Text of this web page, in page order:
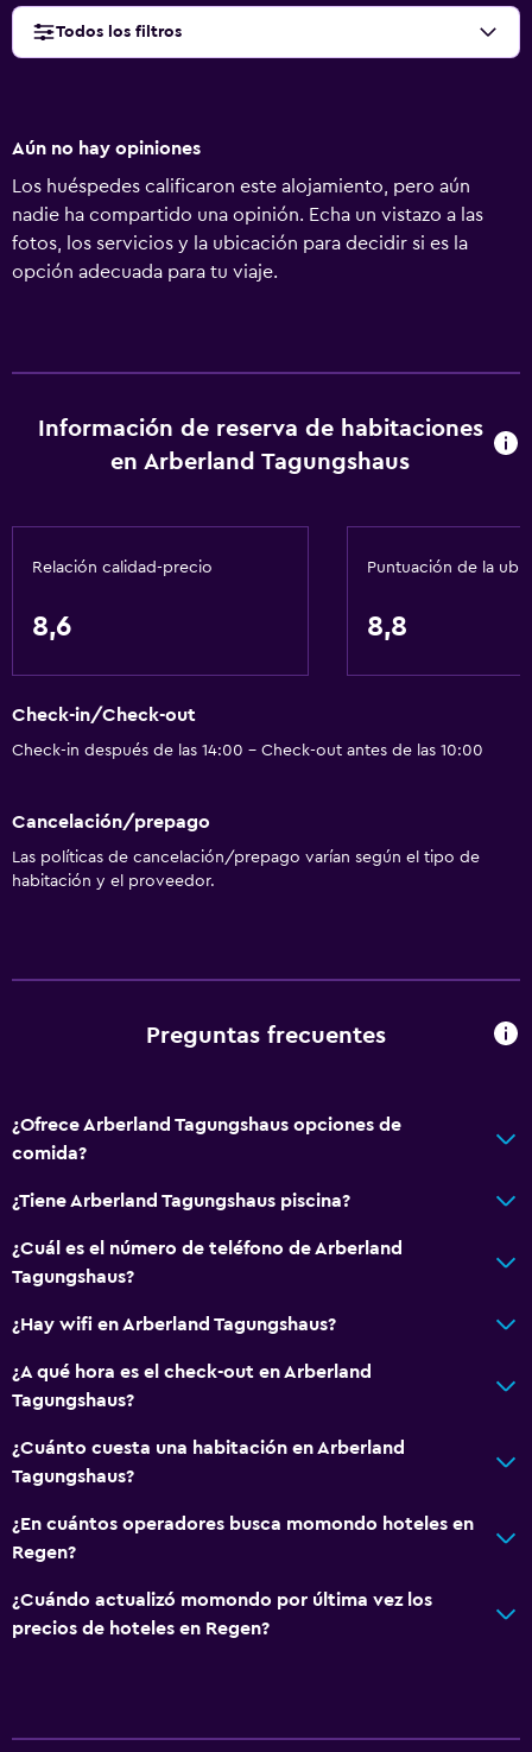
Todos los filtros
Aún no hay opiniones
Los huéspedes calificaron este alojamiento, pero aún
nadie ha compartido una opinión. Echa un vistazo a las
fotos, los servicios y la ubicación para decidir si es la
opción adecuada para tu viaje.
Información de reserva de habitaciones
en Arberland Tagungshaus
Relación calidad-precio
8,6
Puntuación de la
8,8
Check-in/Check-out
Check-in después de las 14:00 - Check-out antes de las 10:00
Cancelación/prepago
Las políticas de cancelación/prepago varían según el tipo de
habitación y el proveedor.
Preguntas frecuentes
¿Ofrece Arberland Tagungshaus opciones de
comida?
¿Tiene Arberland Tagungshaus piscina?
¿Cuál es el número de teléfono de Arberland
Tagungshaus?
¿Hay wifi en Arberland Tagungshaus?
¿A qué hora es el check-out en Arberland
Tagungshaus?
¿Cuánto cuesta una habitación en Arberland
Tagungshaus?
¿En cuántos operadores busca momondo hoteles en
Regen?
¿Cuándo actualizó momondo por última vez los
precios de hoteles en Regen?